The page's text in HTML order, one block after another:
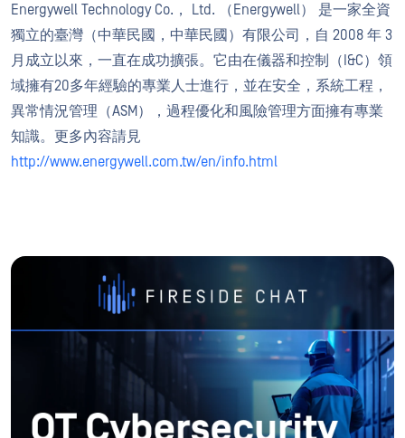
Energywell Technology Co.， Ltd. （Energywell） 是一家全資
獨立的臺灣（中華民國，中華民國）有限公司，自 2008 年 3
月成立以來，一直在成功擴張。它由在儀器和控制（I&C）領
域擁有20多年經驗的專業人士進行，並在安全，系統工程，
異常情況管理（ASM），過程優化和風險管理方面擁有專業
知識。更多內容請見
http://www.energywell.com.tw/en/info.html